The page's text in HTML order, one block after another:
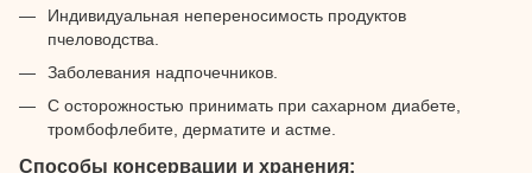
Индивидуальная непереносимость продуктов
пчеловодства.
Заболевания надпочечников.
С осторожностью принимать при сахарном диабете,
тромбофлебите, дерматите и астме.
Способы консервации и хранения: